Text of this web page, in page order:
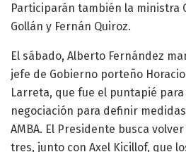
Participarán también la ministra
Gollán y Fernán Quiroz.
El sábado, Alberto Fernández
jefe de Gobierno porteño
Larreta, que fue el puntapié para
negociación para definir
AMBA. El Presidente busca
tres, junto con Axel Kicillof, que